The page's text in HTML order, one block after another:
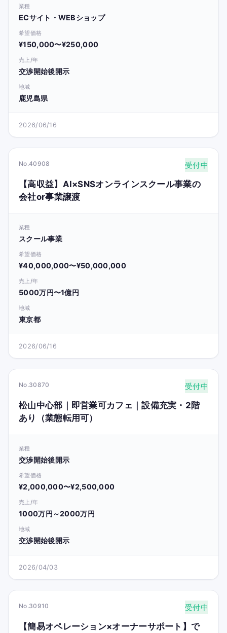
業種
ECサイト・WEBショップ
希望価格
¥150,000〜¥250,000
売上/年
交渉開始後開示
地域
鹿児島県
2026/06/16
No.40908 受付中
【高収益】AI×SNSオンラインスクール事業の
会社or事業譲渡
業種
スクール事業
希望価格
¥40,000,000〜¥50,000,000
売上/年
5000万円〜1億円
地域
東京都
2026/06/16
No.30870 受付中
松山中心部｜即営業可カフェ｜設備充実・2階
あり（業態転用可）
業種
交渉開始後開示
希望価格
¥2,000,000〜¥2,500,000
売上/年
1000万円～2000万円
地域
交渉開始後開示
2026/04/03
No.30910 受付中
【簡易オペレーション×オーナーサポート】で